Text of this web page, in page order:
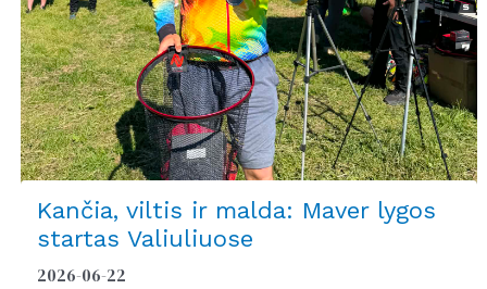
Kančia, viltis ir malda: Maver lygos
startas Valiuliuose
2026-06-22